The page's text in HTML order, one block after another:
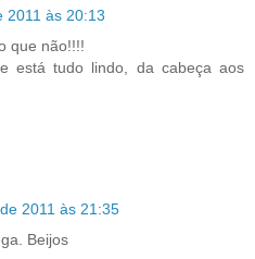
2011 às 20:13
que não!!!!
está tudo lindo, da cabeça aos
2011 às 21:35
Beijos